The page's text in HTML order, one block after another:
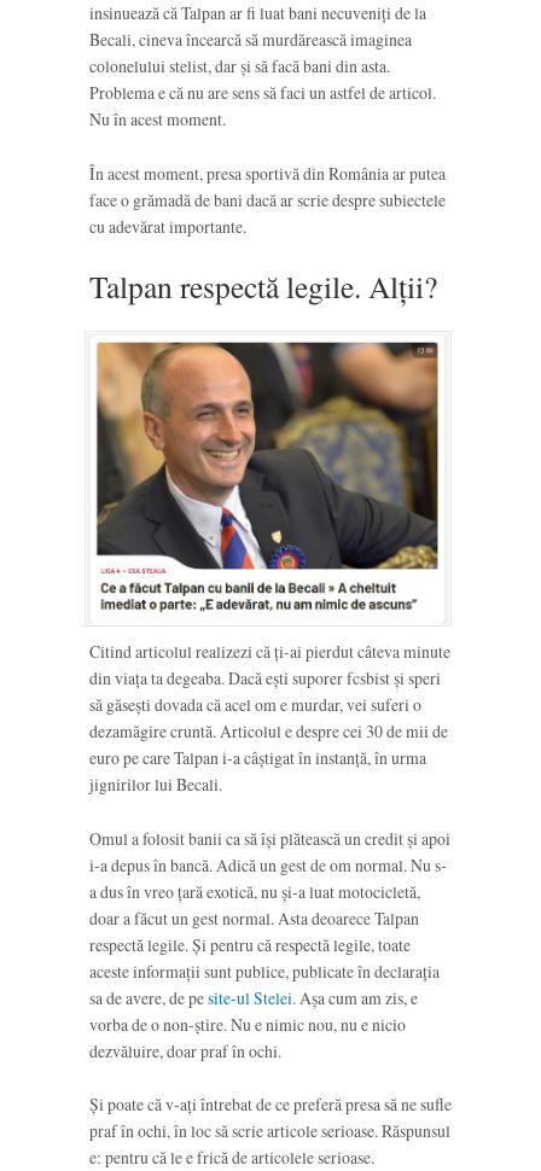
insinuează că Talpan ar fi luat bani necuveniți de la
Becali, cineva încearcă să murdărească imaginea
colonelului stelist, dar și să facă bani din asta.
Problema e că nu are sens să faci un astfel de articol.
Nu în acest moment.
În acest moment, presa sportivă din România ar putea
face o grămadă de bani dacă ar scrie despre subiectele
cu adevărat importante.
Talpan respectă legile. Alții?
Citind articolul realizezi că ți-ai pierdut câteva minute
din viața ta degeaba. Dacă ești suporer fcsbist și speri
să găsești dovada că acel om e murdar, vei suferi o
dezamăgire cruntă. Articolul e despre cei 30 de mii de
euro pe care Talpan i-a câștigat în instanță, în urma
jignirilor lui Becali.
Omul a folosit banii ca să își plătească un credit și apoi
i-a depus în bancă. Adică un gest de om normal. Nu s-
a dus în vreo țară exotică, nu și-a luat motocicletă,
doar a făcut un gest normal. Asta deoarece Talpan
respectă legile. Și pentru că respectă legile, toate
aceste informații sunt publice, publicate în declarația
sa de avere, de pesite-ul Stelei. Așa cum am zis, e
vorba de o non-știre. Nu e nimic nou, nu e nicio
dezvăluire, doar praf în ochi.
Și poate că v-ați întrebat de ce preferă presa să ne sufle
praf în ochi, în loc să scrie articole serioase. Răspunsul
e: pentru că le e frică de articolele serioase.